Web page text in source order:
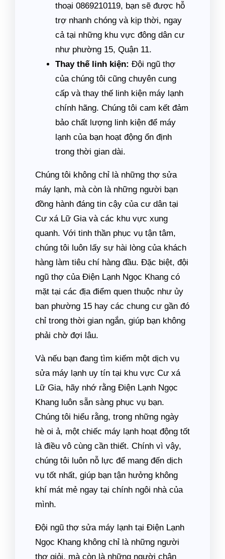
thoại 0869210119, bạn sẽ được hỗ
trợ nhanh chóng và kịp thời, ngay
cả tại những khu vực đông dân cư
như phường 15, Quận 11.
Thay thế linh kiện: Đội ngũ thợ
của chúng tôi cũng chuyên cung
cấp và thay thế linh kiện máy lạnh
chính hãng. Chúng tôi cam kết đảm
bảo chất lượng linh kiện để máy
lạnh của bạn hoạt động ổn định
trong thời gian dài.
Chúng tôi không chỉ là những thợ sửa
máy lạnh, mà còn là những người bạn
đồng hành đáng tin cậy của cư dân tại
Cư xá Lữ Gia và các khu vực xung
quanh. Với tinh thần phục vụ tận tâm,
chúng tôi luôn lấy sự hài lòng của khách
hàng làm tiêu chí hàng đầu. Đặc biệt, đội
ngũ thợ của Điện Lạnh Ngọc Khang có
mặt tại các địa điểm quen thuộc như ủy
ban phường 15 hay các chung cư gần đó
chỉ trong thời gian ngắn, giúp bạn không
phải chờ đợi lâu.
Và nếu bạn đang tìm kiếm một dịch vụ
sửa máy lạnh uy tín tại khu vực Cư xá
Lữ Gia, hãy nhớ rằng Điện Lạnh Ngọc
Khang luôn sẵn sàng phục vụ bạn.
Chúng tôi hiểu rằng, trong những ngày
hè oi ả, một chiếc máy lạnh hoạt động tốt
là điều vô cùng cần thiết. Chính vì vậy,
chúng tôi luôn nỗ lực để mang đến dịch
vụ tốt nhất, giúp bạn tận hưởng không
khí mát mẻ ngay tại chính ngôi nhà của
mình.
Đội ngũ thợ sửa máy lạnh tại Điện Lạnh
Ngọc Khang không chỉ là những người
thợ giỏi, mà còn là những người chân